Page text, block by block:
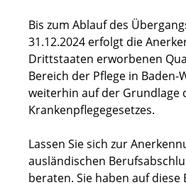
Bis zum Ablauf des
31.12.2024 erfolgt die
Drittstaaten erworbenen
Bereich der Pflege in
weiterhin auf der Grundlage
Krankenpflegegesetzes.
Lassen Sie sich zur
ausländischen
beraten. Sie haben auf diese